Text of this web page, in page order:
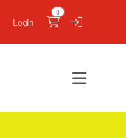
Login
0